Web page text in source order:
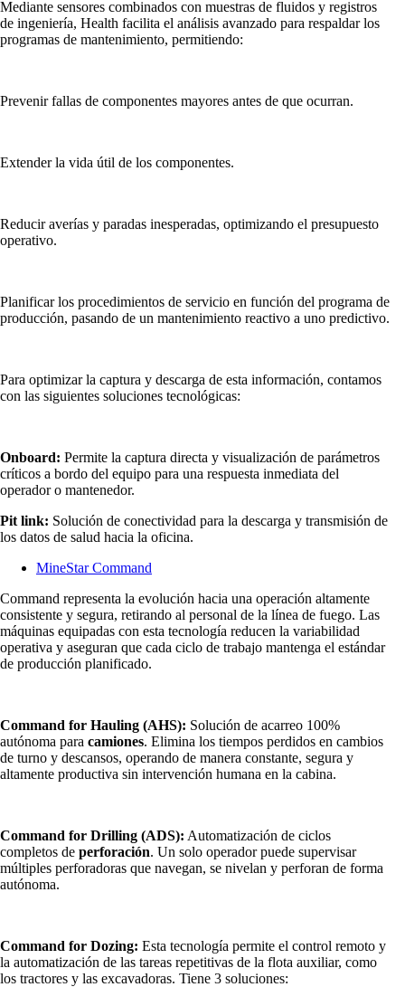
Mediante sensores combinados con muestras de fluidos y registros
de ingeniería, Health facilita el análisis avanzado para respaldar los
programas de mantenimiento, permitiendo:
Prevenir fallas de componentes mayores antes de que ocurran.
Extender la vida útil de los componentes.
Reducir averías y paradas inesperadas, optimizando el presupuesto
operativo.
Planificar los procedimientos de servicio en función del programa de
producción, pasando de un mantenimiento reactivo a uno predictivo.
Para optimizar la captura y descarga de esta información, contamos
con las siguientes soluciones tecnológicas:
Onboard: Permite la captura directa y visualización de parámetros
críticos a bordo del equipo para una respuesta inmediata del
operador o mantenedor.
Pit link: Solución de conectividad para la descarga y transmisión de
los datos de salud hacia la oficina.
MineStar Command
Command representa la evolución hacia una operación altamente
consistente y segura, retirando al personal de la línea de fuego. Las
máquinas equipadas con esta tecnología reducen la variabilidad
operativa y aseguran que cada ciclo de trabajo mantenga el estándar
de producción planificado.
Command for Hauling (AHS): Solución de acarreo 100%
autónoma para camiones. Elimina los tiempos perdidos en cambios
de turno y descansos, operando de manera constante, segura y
altamente productiva sin intervención humana en la cabina.
Command for Drilling (ADS): Automatización de ciclos
completos de perforación. Un solo operador puede supervisar
múltiples perforadoras que navegan, se nivelan y perforan de forma
autónoma.
Command for Dozing: Esta tecnología permite el control remoto y
la automatización de las tareas repetitivas de la flota auxiliar, como
los tractores y las excavadoras. Tiene 3 soluciones: